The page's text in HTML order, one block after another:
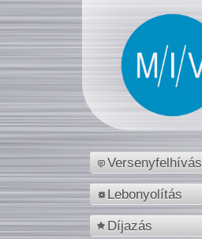
Versenyfelhívás
Lebonyolítás
Díjazás